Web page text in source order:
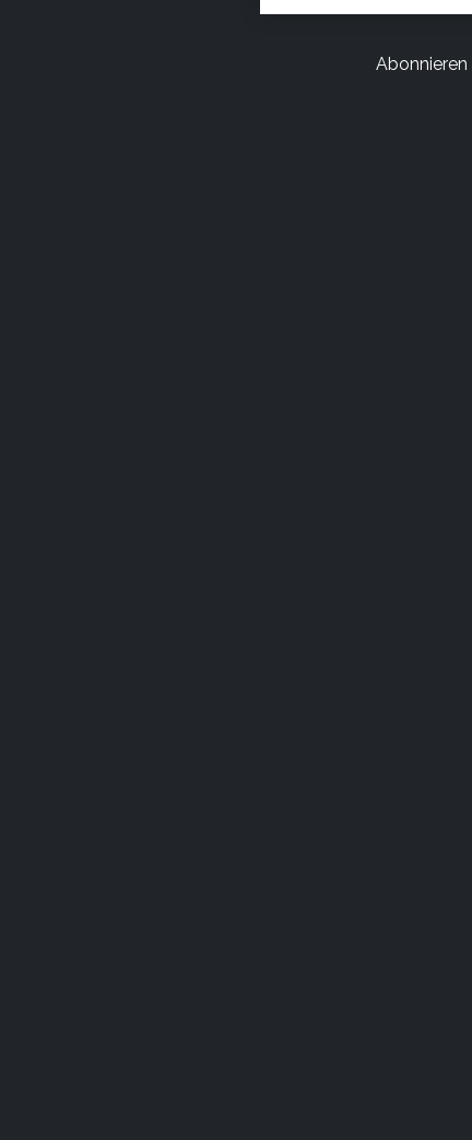
Abonnieren